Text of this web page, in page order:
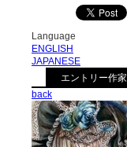
Language
ENGLISH
JAPANESE
エントリー作家
back